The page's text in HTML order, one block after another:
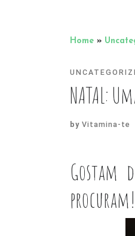
Home »
NATAL:
by Vitamina-te
Gostam
procuram!